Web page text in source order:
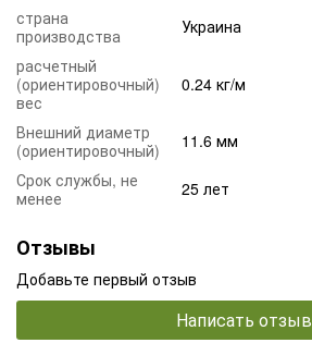
страна
производства
Украина
расчетный
(ориентировочный)
вес
0.24 кг/м
Внешний диаметр
(ориентировочный)
11.6 мм
Срок службы, не
менее
25 лет
Отзывы
Добавьте первый отзыв
Написать отзыв